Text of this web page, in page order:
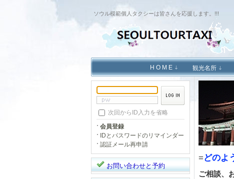
ソウル模範個人タクシーは皆さんを応援します。!!!
H O M E 観光名所
次回からID入力を省略
会員登録
IDとパスワードのリマインダー
認証メール再申請
お問い合わせと予約
=どのよ
ご相談、